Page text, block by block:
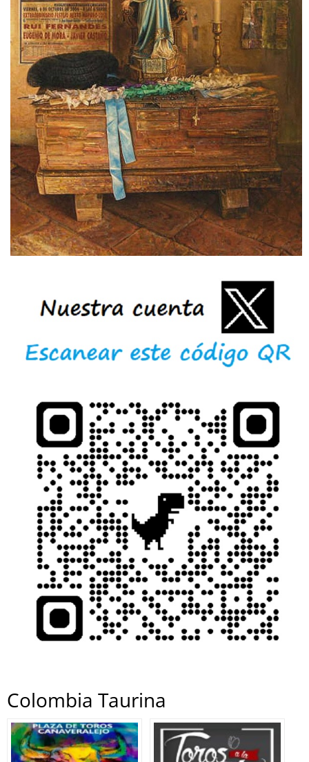
Colombia Taurina